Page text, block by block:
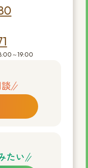
～19:00
たい